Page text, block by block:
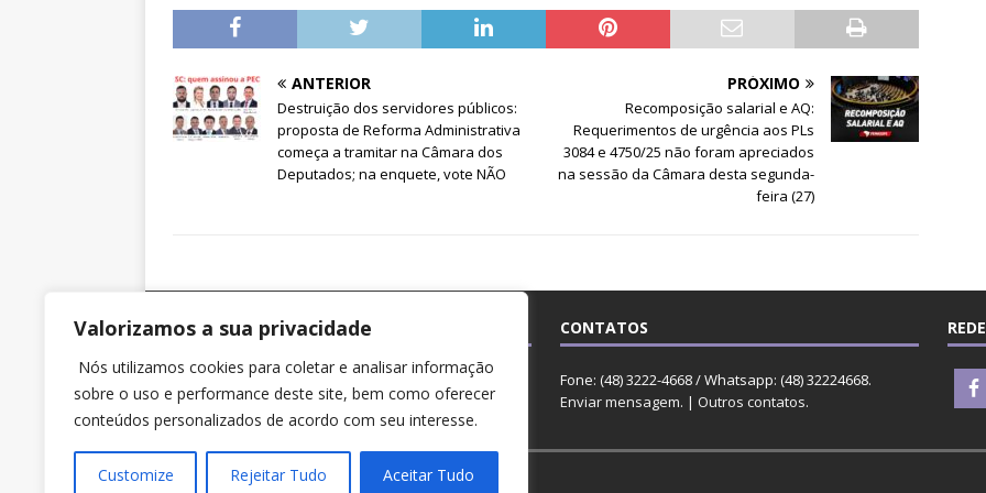
Valorizamos a sua privacidade
Nós utilizamos cookies para coletar e analisar informação
sobre o uso e performance deste site, bem como oferecer
conteúdos personalizados de acordo com seu interesse.
Customize Rejeitar Tudo Aceitar Tudo
ANTERIOR
Destruição dos servidores públicos:
proposta de Reforma Administrativa
começa a tramitar na Câmara dos
Deputados; na enquete, vote NÃO
PRÓXIMO
Recomposição salarial e AQ:
Requerimentos de urgência aos PLs
3084 e 4750/25 não foram apreciados
na sessão da Câmara desta segunda-
feira (27)
SINTRAJUSC
Rua dos Ilhéus nº 118 Sobreloja – Sala 3 – Ed. Jorge
Daux, Centro, Florianópolis (SC). CEP 88010-560.
CONTATOS
Fone: (48) 3222-4668 / Whatsapp: (48) 32224668.
Enviar mensagem. | Outros contatos.
Copyright © 2023 Sintrajusc.